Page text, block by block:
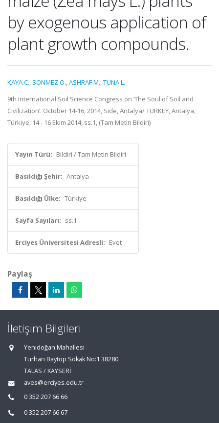
by exogenous application of
plant growth compounds.
KAYA C., SÖNMEZ O.,ASHRAF M.,TUNA L.
9th International Soil Science Congress on ‘The Soul of Soil and
Civilization’. October 14-16, 2014, Side, Antalya/ TURKEY, Antalya,
Türkiye, 14 - 16 Ekim 2014, ss.1, (Tam Metin Bildiri)
Yayın Türü: Bildiri / Tam Metin Bildiri
Basıldığı Şehir: Antalya
Basıldığı Ülke: Türkiye
Sayfa Sayıları: ss.1
Erciyes Üniversitesi Adresli: Evet
Paylaş
İletişim Bilgileri
Yenidoğan Mahallesi
Turhan Baytop Sokak No:1 38280
TALAS / KAYSERİ
aves@erciyes.edu.tr
0 352 207 66 66
0 352 207 66 67